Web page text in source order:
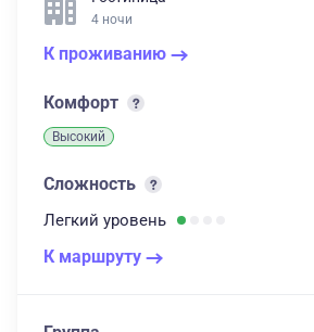
4 ночи
К проживанию
Комфорт
Высокий
Сложность
Легкий уровень
К маршруту